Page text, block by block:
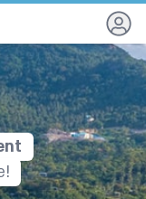
nt